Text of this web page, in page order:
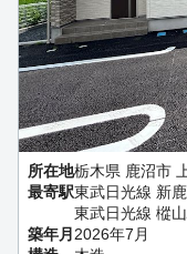
所在地栃木県 鹿沼市
最寄駅東武日光線 新
東武日光線 樅
築年月 2026年7月